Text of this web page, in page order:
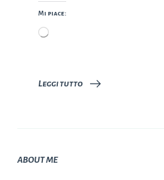
Mi piace:
Caricamento
Leggi tutto
ABOUT ME